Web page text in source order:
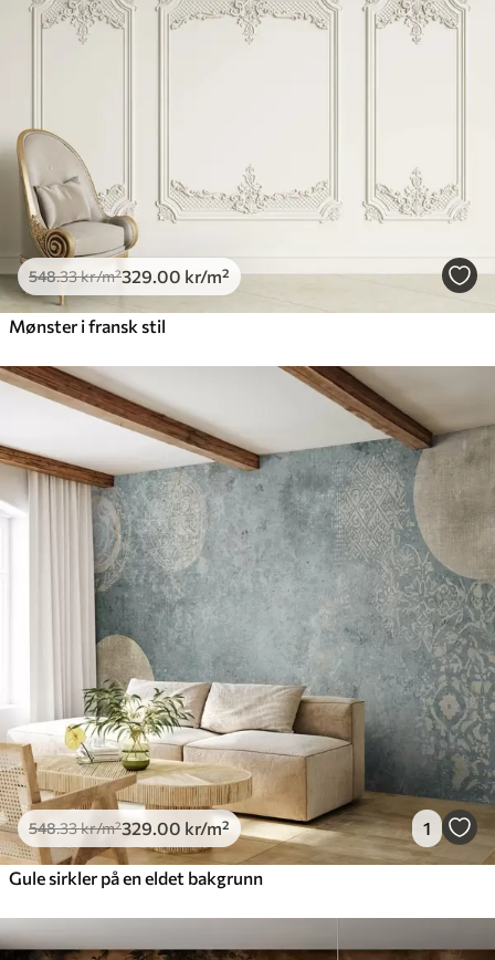
548.33kr/m²329.00 kr/m²
Mønster i fransk stil
548.33kr/m²329.00 kr/m² 1
Gule sirkler på en eldet bakgrunn